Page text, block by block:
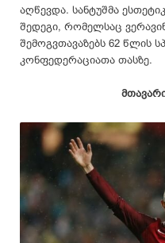
აღწევდა. სანტუშმა
შედეგი, რომელსაც
შემოგვთავაზებს 62 წლის
კონფედერაციათა თასზე.